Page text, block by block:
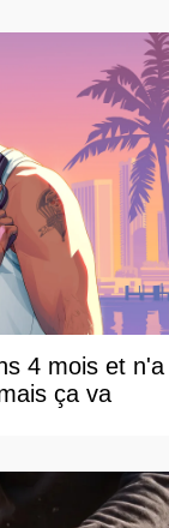
4 mois et n'a
ça va